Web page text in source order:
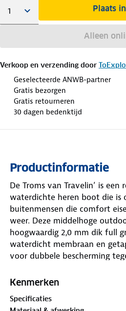
Plaats
Alleen
Verkoop en verzending door
Geselecteerde ANWB-partner
Gratis bezorgen
Gratis retourneren
30 dagen bedenktijd
Productinformatie
De Troms van Travelin’ is
waterdichte heren boot die is
buitenmensen die comfort
weer. Deze middelhoge
hoogwaardig 2,0 mm dik full
waterdicht membraan en
voor dubbele bescherming
na verloop van tijd alleen
kans maken.
Kenmerken
Specificaties